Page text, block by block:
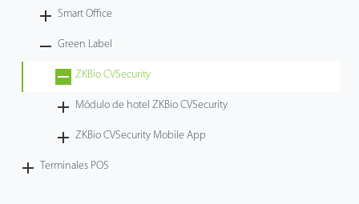
Smart Office
Green Label
ZKBio CVSecurity
Módulo de hotel ZKBio CVSecurity
ZKBio CVSecurity Mobile App
Terminales POS